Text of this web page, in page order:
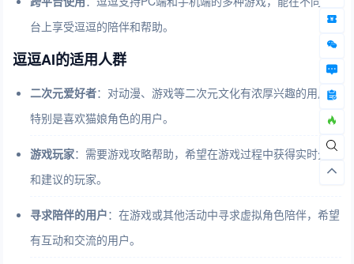
台上享受逗逗的陪伴和帮助。
逗逗AI的适用人群
二次元爱好者：对动漫、游戏等二次元文化有浓厚兴趣的用户，
特别是喜欢猫娘角色的用户。
游戏玩家：需要游戏攻略帮助，希望在游戏过程中获得实时分析
和建议的玩家。
寻求陪伴的用户：在游戏或其他活动中寻求虚拟角色陪伴，希望
有互动和交流的用户。